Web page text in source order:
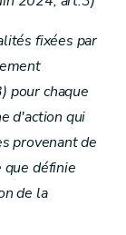
fixées par
pour chaque
d'action qui
provenant de
définie
de la